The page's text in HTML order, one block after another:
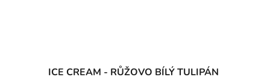
hodnocení
ICE CREAM - RŮŽOVO BÍLÝ TULIPÁN